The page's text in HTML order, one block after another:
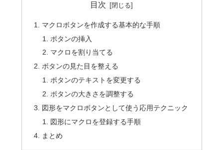
目次
マクロボタンを作成する基本的な手順
ボタンの挿入
マクロを割り当てる
ボタンの見た目を整える
ボタンのテキストを変更する
ボタンの大きさを調整する
図形をマクロボタンとして使う応用テクニック
図形にマクロを登録する手順
まとめ